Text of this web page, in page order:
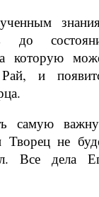
до
которую
и
самую
Творец не
Все дела